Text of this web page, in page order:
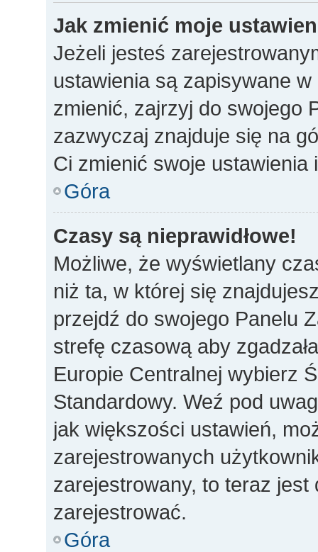
Jak zmienić moje
Jeżeli jesteś
ustawienia są zapisywane
zmienić, zajrzyj do swojego
zazwyczaj znajduje się na
Ci zmienić swoje ustawienia
Góra
Czasy są nieprawidłowe!
Możliwe, że wyświetlany
niż ta, w której się
przejdź do swojego Panelu
strefę czasową aby
Europie Centralnej wybierz
Standardowy. Weź pod
jak większości ustawień,
zarejestrowanych
zarejestrowany, to teraz
zarejestrować.
Góra